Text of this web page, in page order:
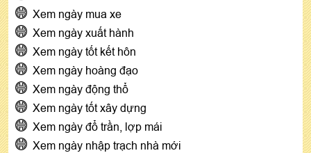
Xem ngày mua xe
Xem ngày xuất hành
Xem ngày tốt kết hôn
Xem ngày hoàng đạo
Xem ngày động thổ
Xem ngày tốt xây dựng
Xem ngày đổ trần, lợp mái
Xem ngày nhập trạch nhà mới